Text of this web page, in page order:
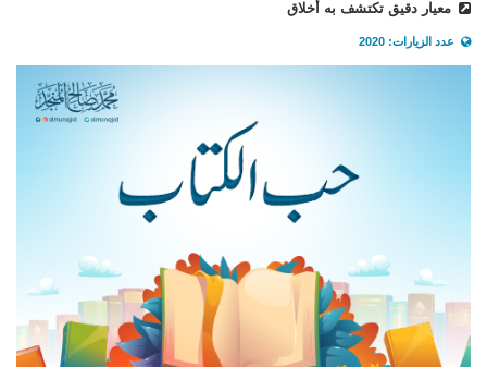
معيار دقيق تكتشف به أخلاق
عدد الزيارات: 2020